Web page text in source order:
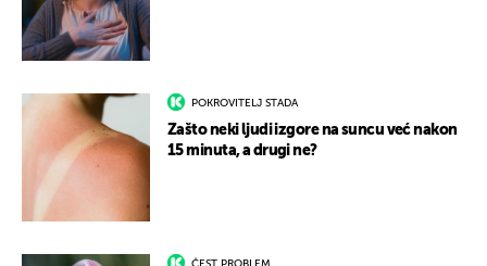
POKROVITELJ STADA
Zašto neki ljudi izgore na suncu već nakon
15 minuta, a drugi ne?